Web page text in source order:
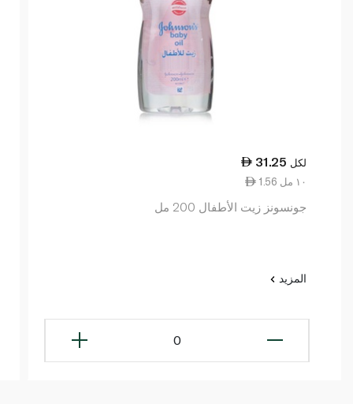
31.25 لكل
1.56 ١٠ مل
جونسونز زيت الأطفال 200 مل
المزيد
0